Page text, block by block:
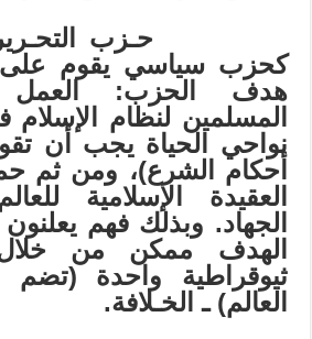
حـزب التحـرير
كحزب سياسي يقوم على
هدف الحزب:
المسلمين لنظام الإسلام
نواحي الحياة يجب أن
أحكام الشرع)، ومن ثم
العقيدة الإسلامية
الجهاد. وبذلك فهم
الهدف ممكن من
ثيوقراطية واحدة
العالم)ـالخـلافة.